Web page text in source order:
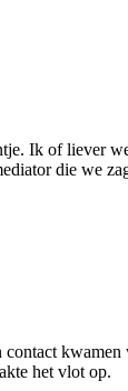
Ik of liever
die we
het vlot op.